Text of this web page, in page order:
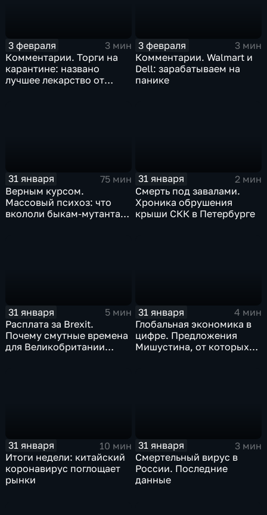
3 февраля
3 мин
Комментарии. Торги на
карантине: названо
лучшее лекарство от
3 февраля
3 мин
Комментарии. Walmart и
Dell: зарабатываем на
панике
31 января
75 мин
Верным курсом.
Массовый психоз: что
вкололи быкам-мутантам,
31 января
2 мин
Смерть под завалами.
Хроника обрушения
крыши СКК в Петербурге
31 января
5 мин
Расплата за Brexit.
Почему смутные времена
для Великобритании
31 января
4 мин
Глобальная экономика в
цифре. Предложения
Мишустина, от которых
31 января
10 мин
Итоги недели: китайский
коронавирус поглощает
рынки
31 января
3 мин
Смертельный вирус в
России. Последние
данные